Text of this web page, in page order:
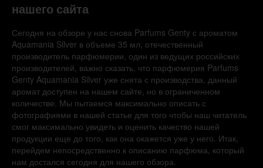
нашего сайта
Сегодня на обзоре у нас снова Parfums Genty с ароматом
Aquamania Silver в объеме 35 мл, отечественный
производитель парфюмерии, один из ведущих российских
производителей, важно сказать, что парфюмерия Parfums
Genty Aquamania Silver уже снята с производства, данный
аромат доступен на нашем сайте, но в ограниченном
количестве. Мы пытаемся максимально описать с
фотографиями в нашей статье для того чтобы наш читатель
смог максимально увидеть и оценить качество нашей
продукции еще до того, как она окажется уже у него. Итак,
перейдем непосредственно к описанию парфюма, который
нам достался сегодня для нашего обзора.